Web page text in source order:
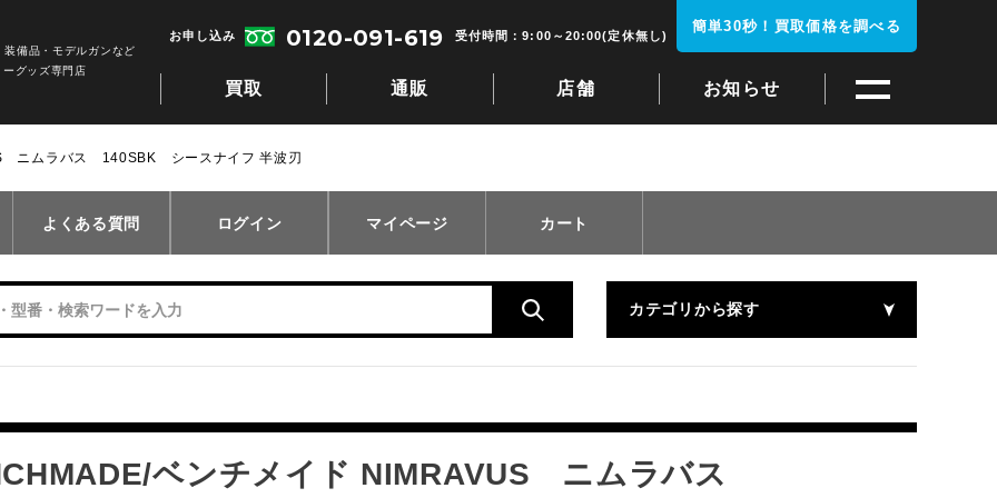
装備品・モデルガンなど
グッズ専門店
買取 通販 店舗 お知らせ
お申し込み 0120-091-619 受付時間：9:00～20:00(定休無し)
簡単30秒！買取価格を調べる
ニムラバス 140SBK シースナイフ 半波刃
よくある質問 ログイン マイページ カート
カテゴリから探す
ベンチメイド NIMRAVUS ニムラバス